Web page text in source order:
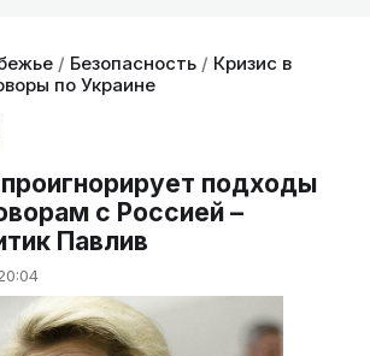
/ Безопасность / Кризис в
по Украине
подходы
с Россией –
Павлив